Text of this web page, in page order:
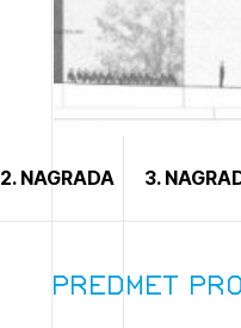
2. NAGRADA 3.
Predmet